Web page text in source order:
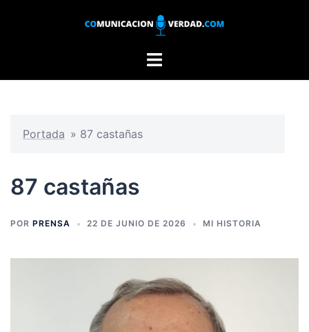
Alternar
Portada » 87 castañas
87 castañas
POR PRENSA 22 DE JUNIO DE 2026 MI HISTORIA